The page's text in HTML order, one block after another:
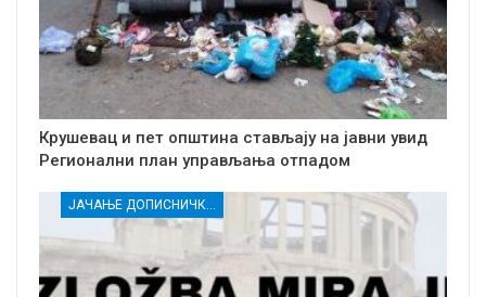
Крушевац и пет општина стављају на јавни увид
Регионални план управљања отпадом